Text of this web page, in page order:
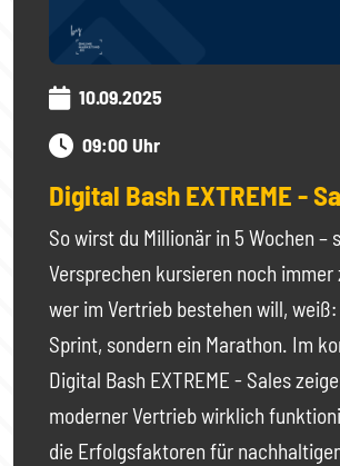
10.09.2025
09:00 Uhr
Digital Bash EXTREME -
So wirst du Millionär in 5 Wochen –
Versprechen kursieren noch immer
wer im Vertrieb bestehen will,
Sprint, sondern ein Marathon. Im
Digital Bash EXTREME - Sales
moderner Vertrieb wirklich
die Erfolgsfaktoren für